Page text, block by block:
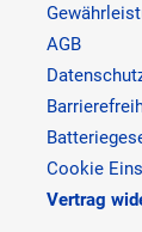
AGB
Cookie
Vertrag